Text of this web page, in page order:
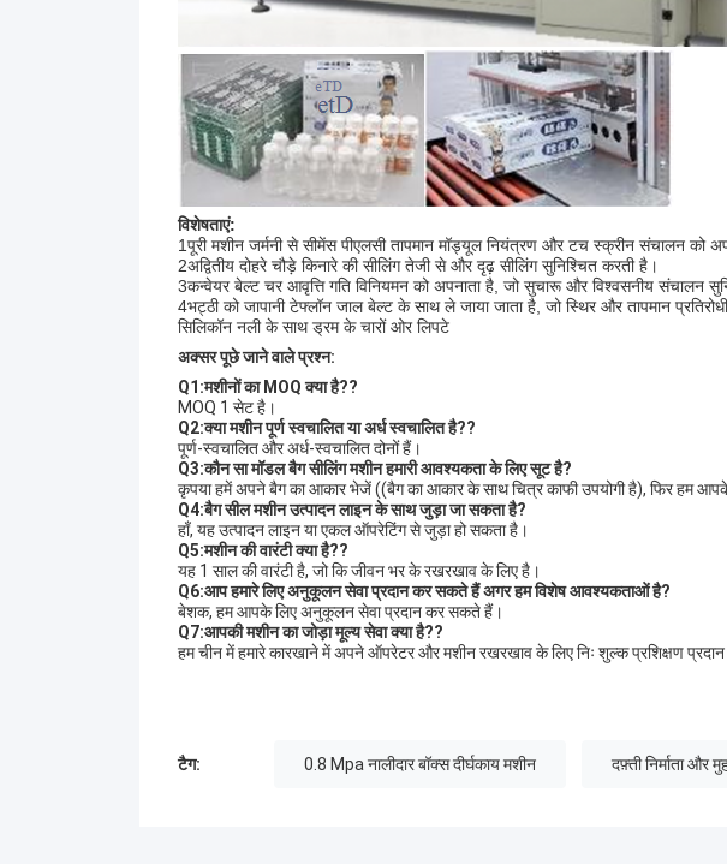
विशेषताएं:
1पूरी मशीन जर्मनी से सीमेंस पीएलसी तापमान मॉड्यूल नियंत्रण और टच स्क्रीन संचालन को
2अद्वितीय दोहरे चौड़े किनारे की सीलिंग तेजी से और दृढ़ सीलिंग सुनिश्चित करती है।
3कन्वेयर बेल्ट चर आवृत्ति गति विनियमन को अपनाता है, जो सुचारू और विश्वसनीय संचालन
4भट्ठी को जापानी टेफ्लॉन जाल बेल्ट के साथ ले जाया जाता है, जो स्थिर और तापमान
सिलिकॉन नली के साथ ड्रम के चारों ओर लिपटे
अक्सर पूछे जाने वाले प्रश्न:
Q1 :मशीनों का MOQ क्या है??
MOQ 1 सेट है।
Q2:क्या मशीन पूर्ण स्वचालित या अर्ध स्वचालित है??
पूर्ण-स्वचालित और अर्ध-स्वचालित दोनों हैं।
Q3:कौन सा मॉडल बैग सीलिंग मशीन हमारी आवश्यकता के लिए सूट है?
कृपया हमें अपने बैग का आकार भेजें ((बैग का आकार के साथ चित्र काफी उपयोगी है), फिर हम
Q4:बैग सील मशीन उत्पादन लाइन के साथ जुड़ा जा सकता है?
हाँ, यह उत्पादन लाइन या एकल ऑपरेटिंग से जुड़ा हो सकता है।
Q5:मशीन की वारंटी क्या है??
यह 1 साल की वारंटी है, जो कि जीवन भर के रखरखाव के लिए है।
Q6:आप हमारे लिए अनुकूलन सेवा प्रदान कर सकते हैं अगर हम विशेष आवश्यकताओं है?
बेशक, हम आपके लिए अनुकूलन सेवा प्रदान कर सकते हैं।
Q7:आपकी मशीन का जोड़ा मूल्य सेवा क्या है??
हम चीन में हमारे कारखाने में अपने ऑपरेटर और मशीन रखरखाव के लिए निः शुल्क प्रशिक्षण
टैग: 0.8 Mpa नालीदार बॉक्स दीर्घकाय मशीन दफ़्ती निर्माता और